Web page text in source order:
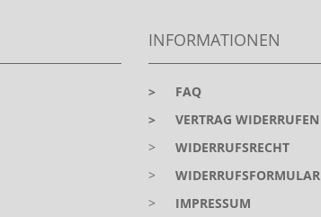
INFORMATIONEN
>
FAQ
>
VERTRAG WIDERRUFEN
>
WIDERRUFSRECHT
>
WIDERRUFSFORMULAR
>
IMPRESSUM